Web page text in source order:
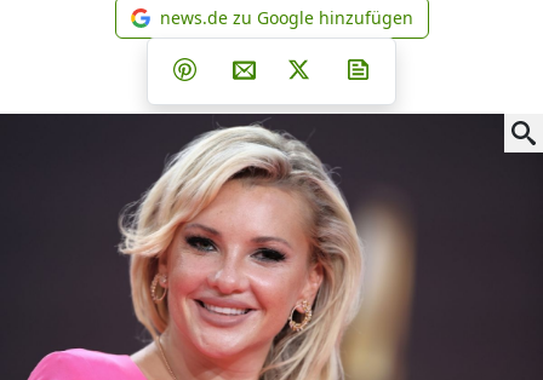
news.de zu Google
news.de zu Google hinzufügen
Teilen auf Facebook
Teilen auf Whatsapp
Teilen auf Telegram
Teilen auf Pinterest
Per E-Mail teilen
Post auf X